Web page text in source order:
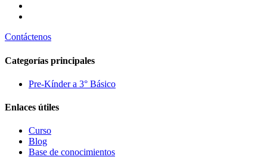
Contáctenos
Categorías principales
Pre-Kínder a 3° Básico
Enlaces útiles
Curso
Blog
Base de conocimientos